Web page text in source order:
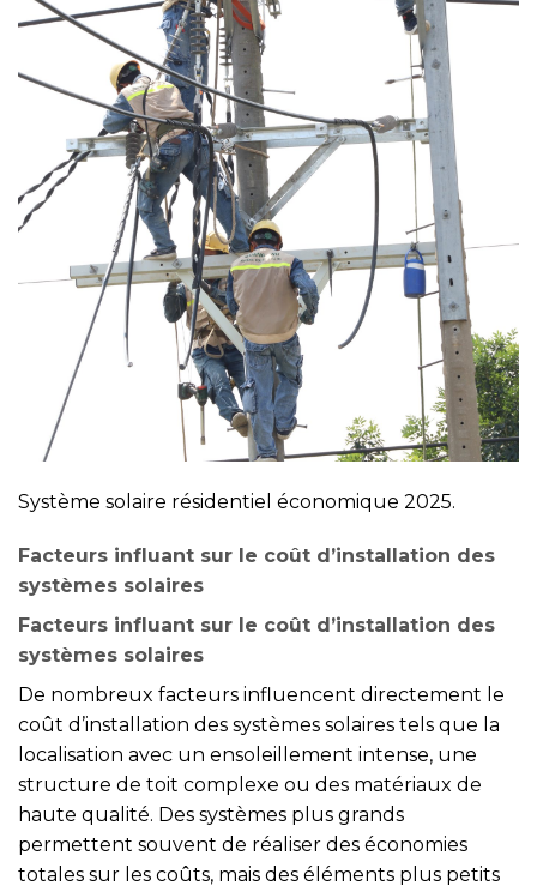
Système solaire résidentiel économique 2025.
Facteurs influant sur le coût d’installation des
systèmes solaires
Facteurs influant sur le coût d’installation des
systèmes solaires
De nombreux facteurs influencent directement le
coût d’installation des systèmes solaires tels que la
localisation avec un ensoleillement intense, une
structure de toit complexe ou des matériaux de
haute qualité. Des systèmes plus grands
permettent souvent de réaliser des économies
totales sur les coûts, mais des éléments plus petits